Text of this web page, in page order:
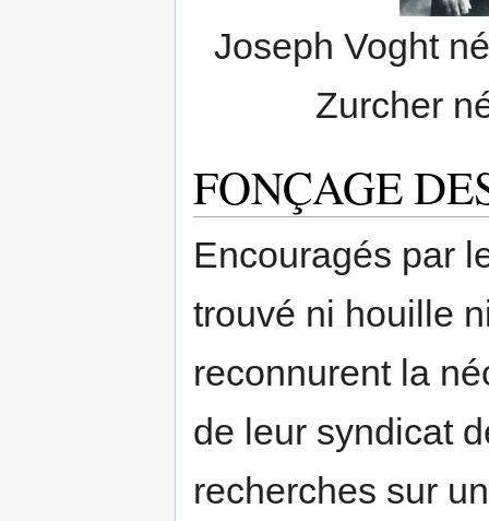
Joseph Voght
Zurcher
FONÇAGE
Encouragés par
trouvé ni houille
reconnurent la
de leur syndicat
recherches sur